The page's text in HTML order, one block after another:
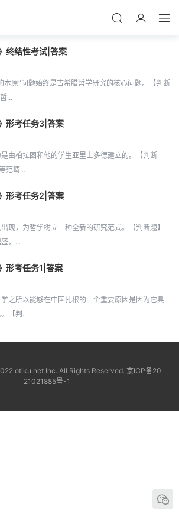
终结性考试|答案
本原”问题始终是古希腊哲学研究的核心问题。【判断
...
形考任务3|答案
是由柏拉图和他的学生亚里士多德建立的。【判断
范畴...
形考任务2|答案
现，为哲学树立一种全新的研究范式。【判断题】
，...
形考任务1|答案
学之所以能够在中国扎根的一个重要原因是因为它具
【判...
otiku.net Inc. All Rights Reserved. 京ICP备20
21021885号-1